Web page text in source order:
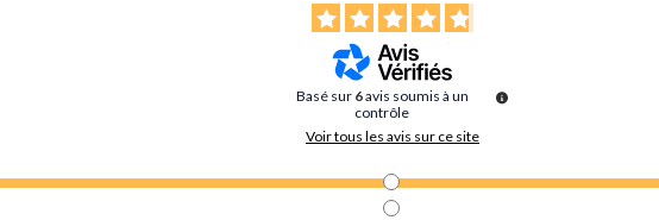
Basé sur 6avis soumis à un
contrôle
Voir tous les avis sur ce site